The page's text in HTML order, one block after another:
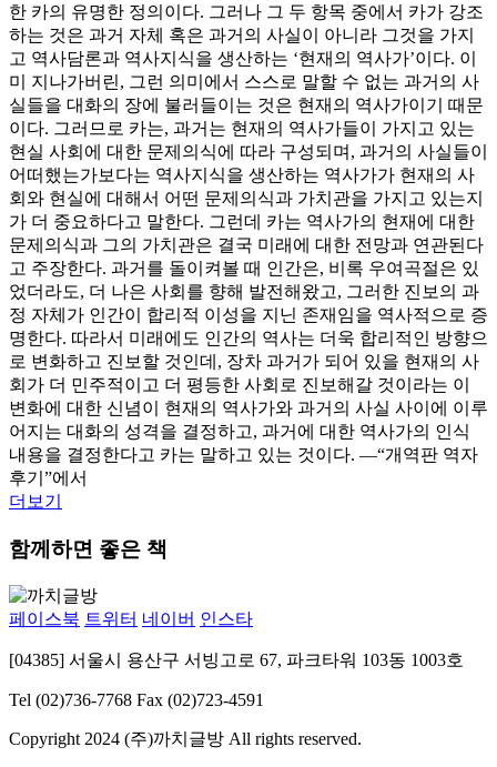
한 카의 유명한 정의이다. 그러나 그 두 항목 중에서 카가 강조
하는 것은 과거 자체 혹은 과거의 사실이 아니라 그것을 가지
고 역사담론과 역사지식을 생산하는 ‘현재의 역사가’이다. 이
미 지나가버린, 그런 의미에서 스스로 말할 수 없는 과거의 사
실들을 대화의 장에 불러들이는 것은 현재의 역사가이기 때문
이다. 그러므로 카는, 과거는 현재의 역사가들이 가지고 있는
현실 사회에 대한 문제의식에 따라 구성되며, 과거의 사실들이
어떠했는가보다는 역사지식을 생산하는 역사가가 현재의 사
회와 현실에 대해서 어떤 문제의식과 가치관을 가지고 있는지
가 더 중요하다고 말한다. 그런데 카는 역사가의 현재에 대한
문제의식과 그의 가치관은 결국 미래에 대한 전망과 연관된다
고 주장한다. 과거를 돌이켜볼 때 인간은, 비록 우여곡절은 있
었더라도, 더 나은 사회를 향해 발전해왔고, 그러한 진보의 과
정 자체가 인간이 합리적 이성을 지닌 존재임을 역사적으로 증
명한다. 따라서 미래에도 인간의 역사는 더욱 합리적인 방향으
로 변화하고 진보할 것인데, 장차 과거가 되어 있을 현재의 사
회가 더 민주적이고 더 평등한 사회로 진보해갈 것이라는 이
변화에 대한 신념이 현재의 역사가와 과거의 사실 사이에 이루
어지는 대화의 성격을 결정하고, 과거에 대한 역사가의 인식
내용을 결정한다고 카는 말하고 있는 것이다. ―“개역판 역자
후기”에서
더보기
함께하면 좋은 책
페이스북 트위터 네이버 인스타
[04385] 서울시 용산구 서빙고로 67, 파크타워 103동 1003호
Tel (02)736-7768 Fax (02)723-4591
Copyright 2024 (주)까치글방 All rights reserved.